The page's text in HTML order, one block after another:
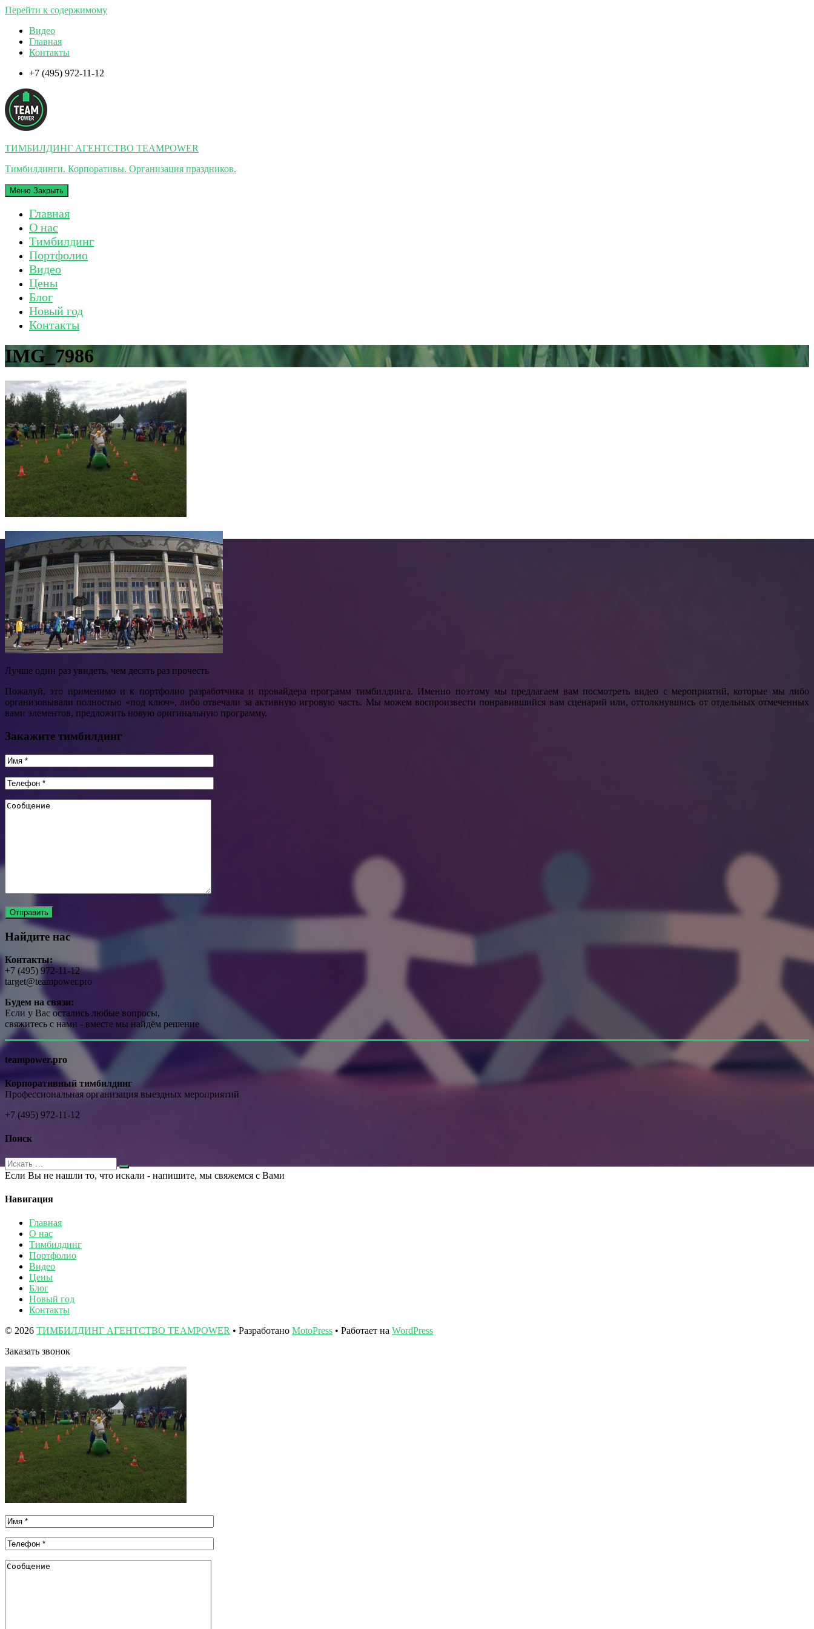
Перейти к содержимому
Видео
Главная
Контакты
+7 (495) 972-11-12
ТИМБИЛДИНГ АГЕНТСТВО TEAMPOWER
Тимбилдинги. Корпоративы. Организация праздников.
Меню Закрыть
Главная
О нас
Тимбилдинг
Портфолио
Видео
Цены
Блог
Новый год
Контакты
IMG_7986
Лучше один раз увидеть, чем десять раз прочесть
Пожалуй, это применимо и к портфолио разработчика и провайдера программ тимбилдинга. Именно поэтому мы предлагаем вам посмотреть видео с мероприятий, которые мы либо
организовывали полностью «под ключ», либо отвечали за активную игровую часть. Мы можем воспроизвести понравившийся вам сценарий или, оттолкнувшись от отдельных отмеченных
вами элементов, предложить новую оригинальную программу.
Закажите тимбилдинг
Найдите нас
Контакты:
+7 (495) 972-11-12
target@teampower.pro
Будем на связи:
Если у Вас остались любые вопросы,
свяжитесь с нами - вместе мы найдём решение
teampower.pro
Корпоративный тимбилдинг
Профессиональная организация выездных мероприятий
+7 (495) 972-11-12
Поиск
Если Вы не нашли то, что искали - напишите, мы свяжемся с Вами
Навигация
Главная
О нас
Тимбилдинг
Портфолио
Видео
Цены
Блог
Новый год
Контакты
© 2026 ТИМБИЛДИНГ АГЕНТСТВО TEAMPOWER • Разработано MotoPress • Работает на WordPress
Заказать звонок